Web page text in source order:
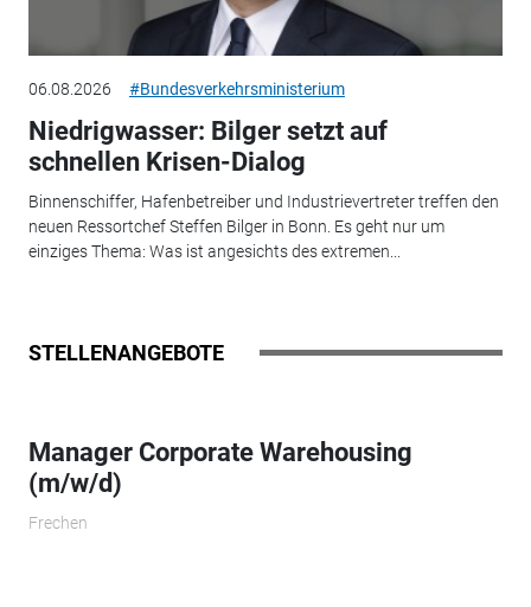
06.08.2026 #Bundesverkehrsministerium
Niedrigwasser: Bilger setzt auf
schnellen Krisen-Dialog
Binnenschiffer, Hafenbetreiber und Industrievertreter treffen den
neuen Ressortchef Steffen Bilger in Bonn. Es geht nur um
einziges Thema: Was ist angesichts des extremen...
STELLENANGEBOTE
Manager Corporate Warehousing
(m/w/d)
Frechen